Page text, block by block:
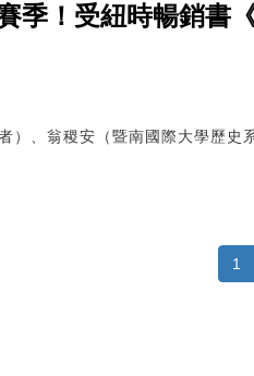
季！受紐時暢銷書
）、翁稷安（暨南國際大學歷史
1